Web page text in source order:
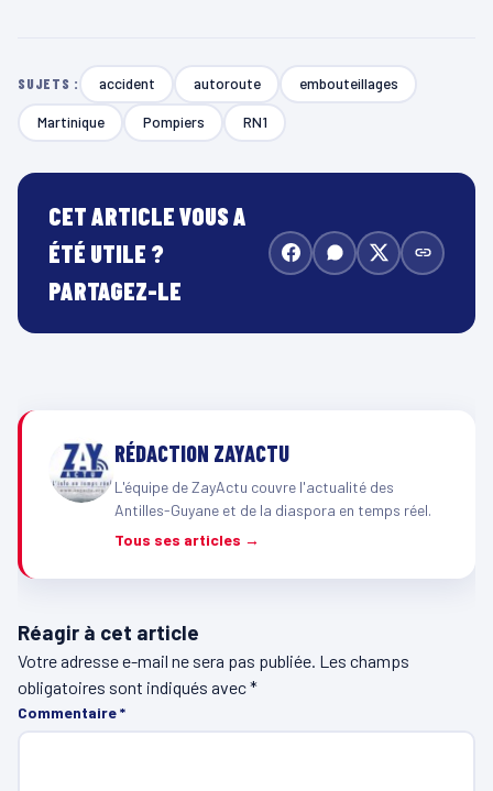
SUJETS : accident autoroute embouteillages
Martinique Pompiers RN1
CET ARTICLE VOUS A
ÉTÉ UTILE ?
PARTAGEZ-LE
RÉDACTION ZAYACTU
L'équipe de ZayActu couvre l'actualité des
Antilles-Guyane et de la diaspora en temps réel.
Tous ses articles →
Réagir à cet article
Votre adresse e-mail ne sera pas publiée. Les champs
obligatoires sont indiqués avec*
Commentaire*